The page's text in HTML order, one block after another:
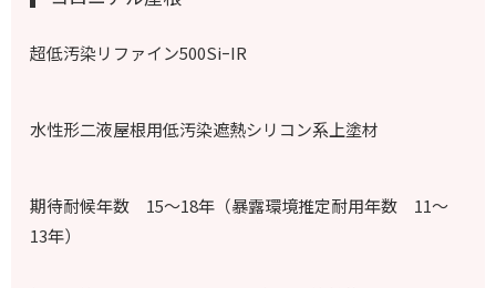
超低汚染リファイン500SiｰIR
水性形二液屋根用低汚染遮熱シリコン系上塗材
期待耐候年数 15～18年（暴露環境推定耐用年数 11～
13年）